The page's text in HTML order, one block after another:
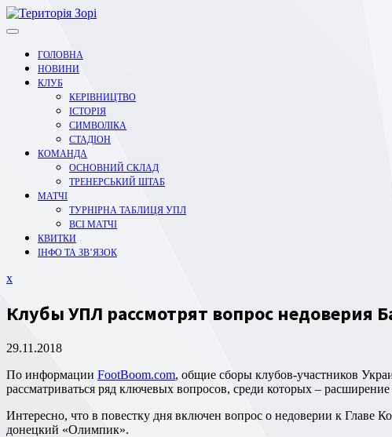
Перейти
до
ГОЛОВНА
НОВИНИ
КЛУБ
КЕРІВНИЦТВО
ІСТОРІЯ
СИМВОЛІКА
СТАДІОН
КОМАНДА
ОСНОВНИЙ СКЛАД
ТРЕНЕРСЬКИЙ ШТАБ
МАТЧІ
ТУРНІРНА ТАБЛИЦЯ УПЛ
ВСІ МАТЧІ
КВИТКИ
ІНФО ТА ЗВ’ЯЗОК
xЗакрити
Клубы УПЛ рассмотрят вопрос недоверия
29.11.2018
По информации FootBoom.com, общие сборы клубов-участников
рассматриваться ряд ключевых вопросов, среди которых –
Интересно, что в повестку дня включен вопрос о недоверии к Главе Комитета по этике и честной игре ФФУ Франческо Баранке, на основании письма, которое рассылал в клубы и УПЛ
донецкий «Олимпик».